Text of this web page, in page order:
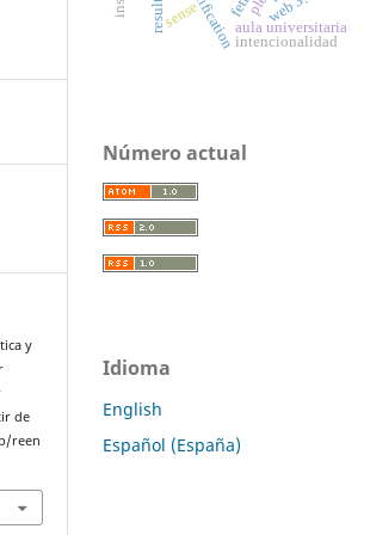
y
de
reen
reificationaula universitaria
sense
intencionalidad
Número actual
Idioma
English
Español (España)